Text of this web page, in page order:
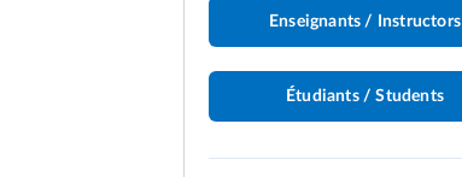
Enseignants / Instructors
Étudiants / Students